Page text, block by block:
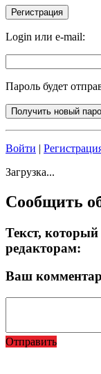
Login или e-mail:
Пароль будет
Войти |
Загрузка...
Сообщить
Текст,
редакторам:
Ваш
Отправить